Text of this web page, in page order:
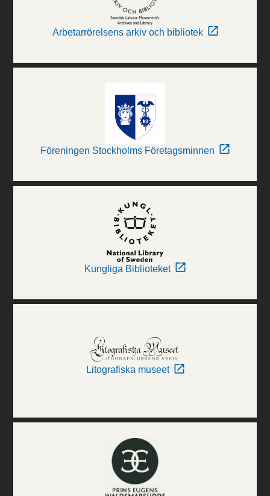
Arbetarrörelsens arkiv och bibliotek
Föreningen Stockholms Företagsminnen
Kungliga Biblioteket
Litografiska museet